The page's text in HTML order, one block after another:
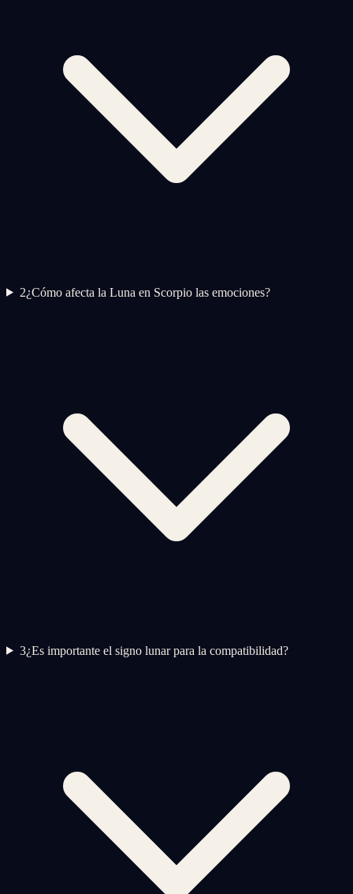
2¿Cómo afecta la Luna en Scorpio las emociones?
3¿Es importante el signo lunar para la compatibilidad?